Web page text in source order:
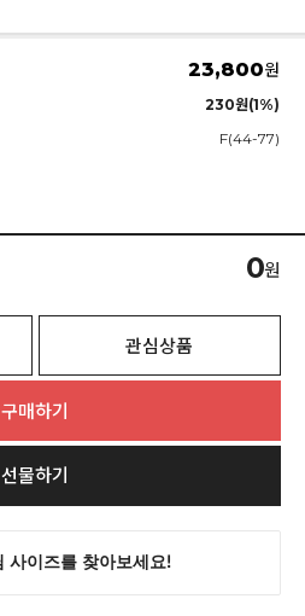
23,800원
230원(1%)
F(44-77)
0원
관심상품
구매하기
선물하기